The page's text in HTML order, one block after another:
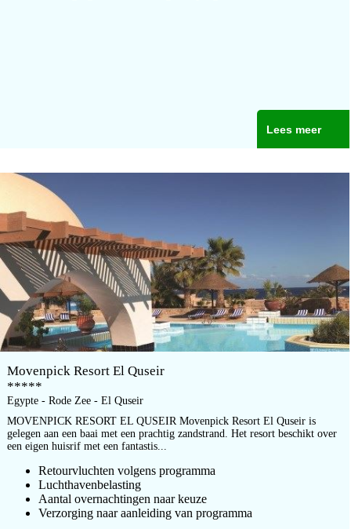
Lees meer
Movenpick Resort El Quseir
*****
Egypte - Rode Zee - El Quseir
MOVENPICK RESORT EL QUSEIR Movenpick Resort El Quseir is
gelegen aan een baai met een prachtig zandstrand. Het resort beschikt over
een eigen huisrif met een fantastis...
Retourvluchten volgens programma
Luchthavenbelasting
Aantal overnachtingen naar keuze
Verzorging naar aanleiding van programma